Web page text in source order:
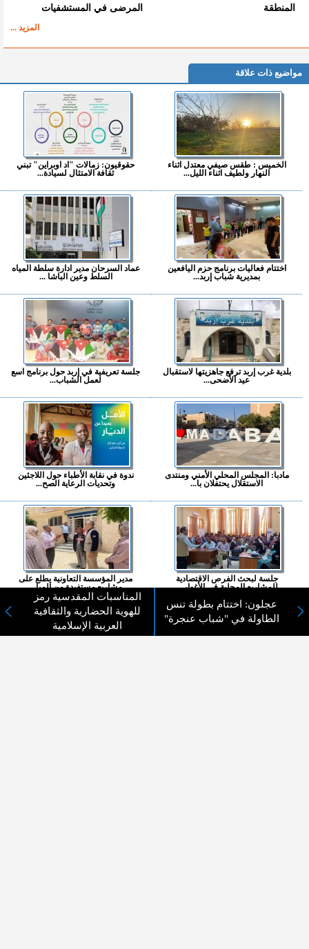
المنطقة
المرضى في المستشفيات
المزيد ...
مواضيع ذات علاقة
الخميس : طقس صيفي معتدل اثناء
النهار ولطيف اثناء الليل...
حقوقيون: زمالات "اد اوبراين" تبني
ثقافة الامتثال لسيادة...
اختتام فعاليات برنامج حزم اليافعين
بمديرية شباب إربد...
عماد السرحان مدير ادارة سلطة المياه
السلط وعين الباشا ...
بلدية غرب إربد ترفع جاهزيتها لاستقبال
عيد الأضحى...
جلسة تعريفية في إربد حول برنامج اسع
لعمل الشباب...
مادبا: المجلس المحلي الأمني ومنتدى
الاستقلال يحتفلان با...
ندوة في نقابة الأطباء حول اللاجئين
وتحديات الرعاية الصح...
جلسة لبحث الفرص الاقتصادية
للمشاريع المحلية في الأغوار ...
مدير المؤسسة التعاونية يطلع على
مشاريع مستفيدة من المبا...
المزيد ...
عجلون: اختتام بطولة تنس
الطاولة في "شباب عنجرة"
المناسبات المقدسية رمز
للهوية الحضارية والثقافية
العربية الإسلامية